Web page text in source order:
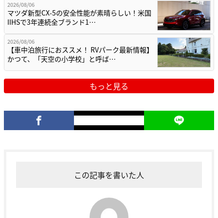
2026/08/06
マツダ新型CX-5の安全性能が素晴らしい！米国
IIHSで3年連続全ブランド1…
2026/08/06
【車中泊旅行におススメ！ RVパーク最新情報】
かつて、「天空の小学校」と呼ば…
もっと見る
この記事を書いた人